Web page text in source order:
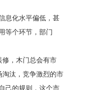
息化水平偏低，甚
等个环节，部门
修，木门总会有市
淘汰，竞争激烈的市
己的规则，这个市